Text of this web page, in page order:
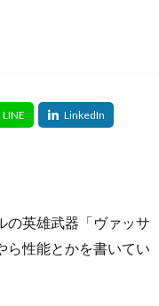
の英雄武器「ヴァッサ
ら性能とかを書いてい